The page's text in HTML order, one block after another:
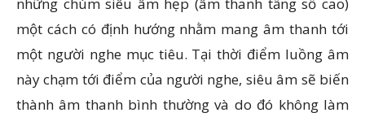
một cách có định hướng nhằm mang âm thanh tới
một người nghe mục tiêu. Tại thời điểm luồng âm
này chạm tới điểm của người nghe, siêu âm sẽ biến
thành âm thanh bình thường và do đó không làm